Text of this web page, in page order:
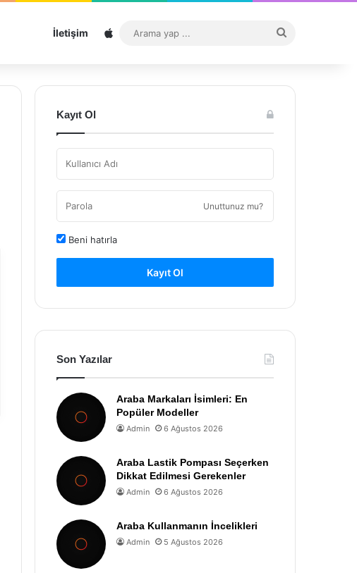
İletişim Sitemap
...
Kayıt Ol
Unuttunuz mu?
Beni hatırla
Kayıt Ol
Son Yazılar
Araba Markaları İsimleri: En
Popüler Modeller
Admin 6 Ağustos 2026
Araba Lastik Pompası Seçerken
Dikkat Edilmesi Gerekenler
Admin 6 Ağustos 2026
Araba Kullanmanın İncelikleri
Admin 5 Ağustos 2026